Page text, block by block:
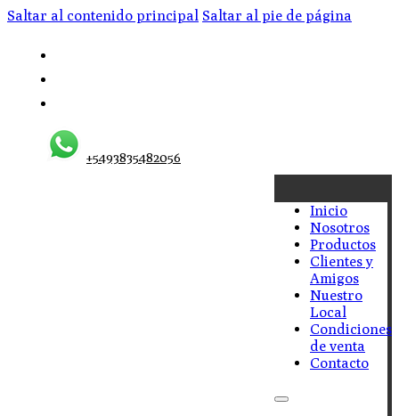
Saltar al contenido principal Saltar al pie de página
+5493835482056
Inicio
Nosotros
Productos
Clientes y
Amigos
Nuestro
Local
Condiciones
de venta
Contacto